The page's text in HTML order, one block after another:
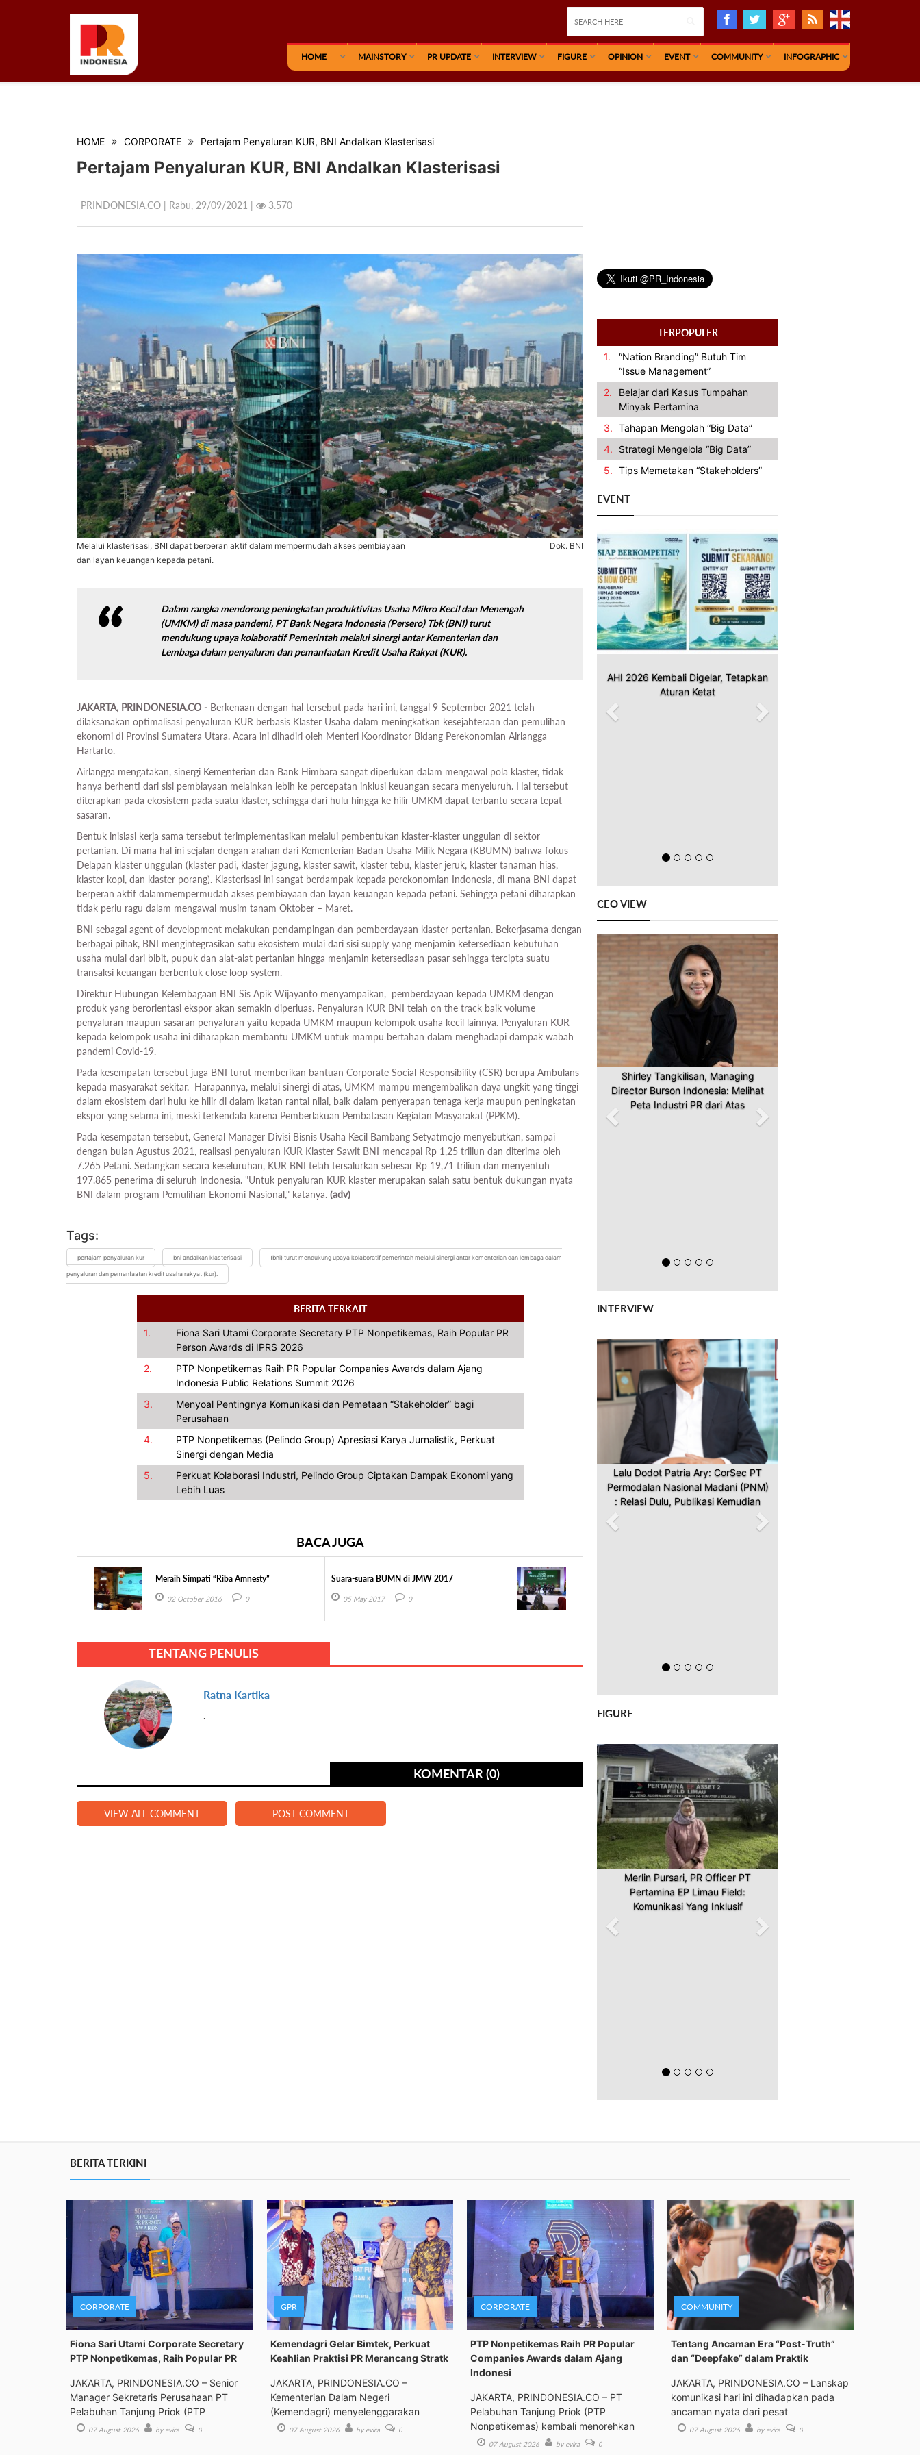
HOME MAINSTORY PR UPDATE INTERVIEW FIGURE OPINION EVENT COMMUNITY INFOGRAPHIC
HOME CORPORATE Pertajam Penyaluran KUR, BNI Andalkan Klasterisasi
Pertajam Penyaluran KUR, BNI Andalkan Klasterisasi
PRINDONESIA.CO | Rabu, 29/09/2021 | 3.570
Melalui klasterisasi, BNI dapat berperan aktif dalam mempermudah akses pembiayaan
dan layan keuangan kepada petani.
Dok. BNI
Dalam rangka mendorong peningkatan produktivitas Usaha Mikro Kecil dan Menengah
(UMKM) di masa pandemi, PT Bank Negara Indonesia (Persero) Tbk (BNI) turut
mendukung upaya kolaboratif Pemerintah melalui sinergi antar Kementerian dan
Lembaga dalam penyaluran dan pemanfaatan Kredit Usaha Rakyat (KUR).
JAKARTA, PRINDONESIA.CO - Berkenaan dengan hal tersebut pada hari ini, tanggal 9 September 2021 telah
dilaksanakan optimalisasi penyaluran KUR berbasis Klaster Usaha dalam meningkatkan kesejahteraan dan pemulihan
ekonomi di Provinsi Sumatera Utara. Acara ini dihadiri oleh Menteri Koordinator Bidang Perekonomian Airlangga
Hartarto.
Airlangga mengatakan, sinergi Kementerian dan Bank Himbara sangat diperlukan dalam mengawal pola klaster, tidak
hanya berhenti dari sisi pembiayaan melainkan lebih ke percepatan inklusi keuangan secara menyeluruh. Hal tersebut
diterapkan pada ekosistem pada suatu klaster, sehingga dari hulu hingga ke hilir UMKM dapat terbantu secara tepat
sasaran.
Bentuk inisiasi kerja sama tersebut terimplementasikan melalui pembentukan klaster-klaster unggulan di sektor
pertanian. Di mana hal ini sejalan dengan arahan dari Kementerian Badan Usaha Milik Negara (KBUMN) bahwa fokus
Delapan klaster unggulan (klaster padi, klaster jagung, klaster sawit, klaster tebu, klaster jeruk, klaster tanaman hias,
klaster kopi, dan klaster porang). Klasterisasi ini sangat berdampak kepada perekonomian Indonesia, di mana BNI dapat
berperan aktif dalammempermudah akses pembiayaan dan layan keuangan kepada petani. Sehingga petani diharapkan
tidak perlu ragu dalam mengawal musim tanam Oktober – Maret.
BNI sebagai agent of development melakukan pendampingan dan pemberdayaan klaster pertanian. Bekerjasama dengan
berbagai pihak, BNI mengintegrasikan satu ekosistem mulai dari sisi supply yang menjamin ketersediaan kebutuhan
usaha mulai dari bibit, pupuk dan alat-alat pertanian hingga menjamin ketersediaan pasar sehingga tercipta suatu
transaksi keuangan berbentuk close loop system.
Direktur Hubungan Kelembagaan BNI Sis Apik Wijayanto menyampaikan, pemberdayaan kepada UMKM dengan
produk yang berorientasi ekspor akan semakin diperluas. Penyaluran KUR BNI telah on the track baik volume
penyaluran maupun sasaran penyaluran yaitu kepada UMKM maupun kelompok usaha kecil lainnya. Penyaluran KUR
kepada kelompok usaha ini diharapkan membantu UMKM untuk mampu bertahan dalam menghadapi dampak wabah
pandemi Covid-19.
Pada kesempatan tersebut juga BNI turut memberikan bantuan Corporate Social Responsibility (CSR) berupa Ambulans
kepada masyarakat sekitar. Harapannya, melalui sinergi di atas, UMKM mampu mengembalikan daya ungkit yang tinggi
dalam ekosistem dari hulu ke hilir di dalam ikatan rantai nilai, baik dalam penyerapan tenaga kerja maupun peningkatan
ekspor yang selama ini, meski terkendala karena Pemberlakuan Pembatasan Kegiatan Masyarakat (PPKM).
Pada kesempatan tersebut, General Manager Divisi Bisnis Usaha Kecil Bambang Setyatmojo menyebutkan, sampai
dengan bulan Agustus 2021, realisasi penyaluran KUR Klaster Sawit BNI mencapai Rp 1,25 triliun dan diterima oleh
7.265 Petani. Sedangkan secara keseluruhan, KUR BNI telah tersalurkan sebesar Rp 19,71 triliun dan menyentuh
197.865 penerima di seluruh Indonesia. "Untuk penyaluran KUR klaster merupakan salah satu bentuk dukungan nyata
BNI dalam program Pemulihan Ekonomi Nasional," katanya. (adv)
Tags:
pertajam penyaluran kur bni andalkan klasterisasi (bni) turut mendukung upaya kolaboratif pemerintah melalui sinergi antar kementerian dan lembaga dalam
penyaluran dan pemanfaatan kredit usaha rakyat (kur).
BERITA TERKAIT
1.
Fiona Sari Utami Corporate Secretary PTP Nonpetikemas, Raih Popular PR
Person Awards di IPRS 2026
2.
PTP Nonpetikemas Raih PR Popular Companies Awards dalam Ajang
Indonesia Public Relations Summit 2026
3.
Menyoal Pentingnya Komunikasi dan Pemetaan “Stakeholder” bagi
Perusahaan
4.
PTP Nonpetikemas (Pelindo Group) Apresiasi Karya Jurnalistik, Perkuat
Sinergi dengan Media
5.
Perkuat Kolaborasi Industri, Pelindo Group Ciptakan Dampak Ekonomi yang
Lebih Luas
BACA JUGA
Meraih Simpati “Riba Amnesty”
02 October 2016 0
Suara-suara BUMN di JMW 2017
05 May 2017 0
TENTANG PENULIS
Ratna Kartika
.
KOMENTAR (0)
VIEW ALL COMMENT POST COMMENT
TERPOPULER
1.
“Nation Branding” Butuh Tim
“Issue Management”
2.
Belajar dari Kasus Tumpahan
Minyak Pertamina
3. Tahapan Mengolah “Big Data”
4.
Strategi Mengelola “Big Data”
5. Tips Memetakan “Stakeholders”
EVENT
AHI 2026 Kembali Digelar, Tetapkan
Aturan Ketat
Previous Next
CEO VIEW
Shirley Tangkilisan, Managing
Director Burson Indonesia: Melihat
Peta Industri PR dari Atas
Previous Next
INTERVIEW
Lalu Dodot Patria Ary: CorSec PT
Permodalan Nasional Madani (PNM)
: Relasi Dulu, Publikasi Kemudian
Previous Next
FIGURE
Merlin Pursari, PR Officer PT
Pertamina EP Limau Field:
Komunikasi Yang Inklusif
Previous Next
BERITA TERKINI
CORPORATE
Fiona Sari Utami Corporate Secretary
PTP Nonpetikemas, Raih Popular PR
JAKARTA, PRINDONESIA.CO – Senior
Manager Sekretaris Perusahaan PT
Pelabuhan Tanjung Priok (PTP
07 August 2026 by evira 0
GPR
Kemendagri Gelar Bimtek, Perkuat
Keahlian Praktisi PR Merancang Stratk
JAKARTA, PRINDONESIA.CO –
Kementerian Dalam Negeri
(Kemendagri) menyelenggarakan
Bimbingan Tek
07 August 2026 by evira 0
CORPORATE
PTP Nonpetikemas Raih PR Popular
Companies Awards dalam Ajang
Indonesi
JAKARTA, PRINDONESIA.CO – PT
Pelabuhan Tanjung Priok (PTP
Nonpetikemas) kembali menorehkan
pre 07 August 2026 by evira 0
COMMUNITY
Tentang Ancaman Era “Post-Truth”
dan “Deepfake” dalam Praktik
JAKARTA, PRINDONESIA.CO – Lanskap
komunikasi hari ini dihadapkan pada
ancaman nyata dari pesat
07 August 2026 by evira 0